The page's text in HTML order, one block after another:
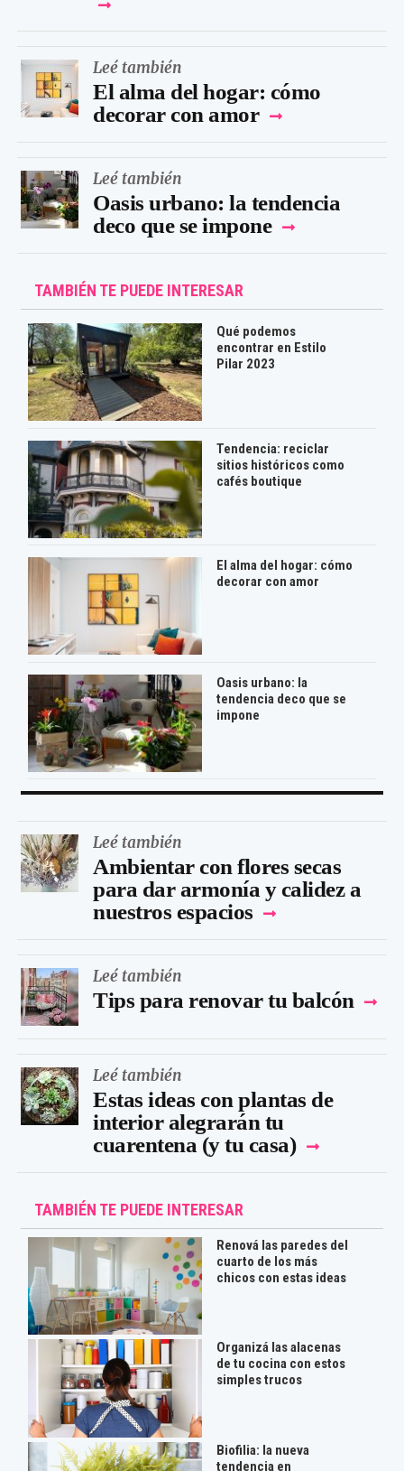
Leé también
El alma del hogar: cómo
decorar con amor
Leé también
Oasis urbano: la tendencia
deco que se impone
TAMBIÉN TE PUEDE INTERESAR
Qué podemos
encontrar en Estilo
Pilar 2023
Tendencia: reciclar
sitios históricos como
cafés boutique
El alma del hogar: cómo
decorar con amor
Oasis urbano: la
tendencia deco que se
impone
Leé también
Ambientar con flores secas
para dar armonía y calidez a
nuestros espacios
Leé también
Tips para renovar tu balcón
Leé también
Estas ideas con plantas de
interior alegrarán tu
cuarentena (y tu casa)
TAMBIÉN TE PUEDE INTERESAR
Renová las paredes del
cuarto de los más
chicos con estas ideas
Organizá las alacenas
de tu cocina con estos
simples trucos
Biofilia: la nueva
tendencia en